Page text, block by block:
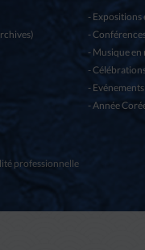
Expositions
Musique en
Année
professionnelle